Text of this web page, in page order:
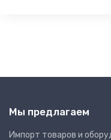
Мы предлагаем
Импорт товаров и